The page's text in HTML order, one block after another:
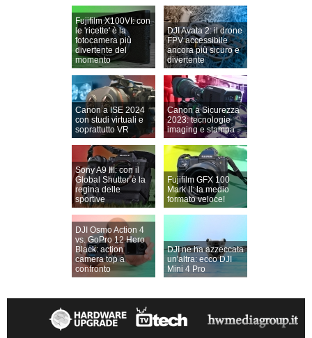
Fujifilm X100VI: con
le 'ricette' è la
fotocamera più
divertente del
momento
DJI Avata 2: il drone
FPV accessibile
ancora più sicuro e
divertente
Canon a ISE 2024
con studi virtuali e
soprattutto VR
Canon a Sicurezza
2023: tecnologie
imaging e stampa
Sony A9 III: con il
Global Shutter è la
regina delle
sportive
Fujifilm GFX 100
Mark II: la medio
formato veloce!
DJI Osmo Action 4
vs. GoPro 12 Hero
Black: action
camera top a
confronto
DJI ne ha azzeccata
un'altra: ecco DJI
Mini 4 Pro